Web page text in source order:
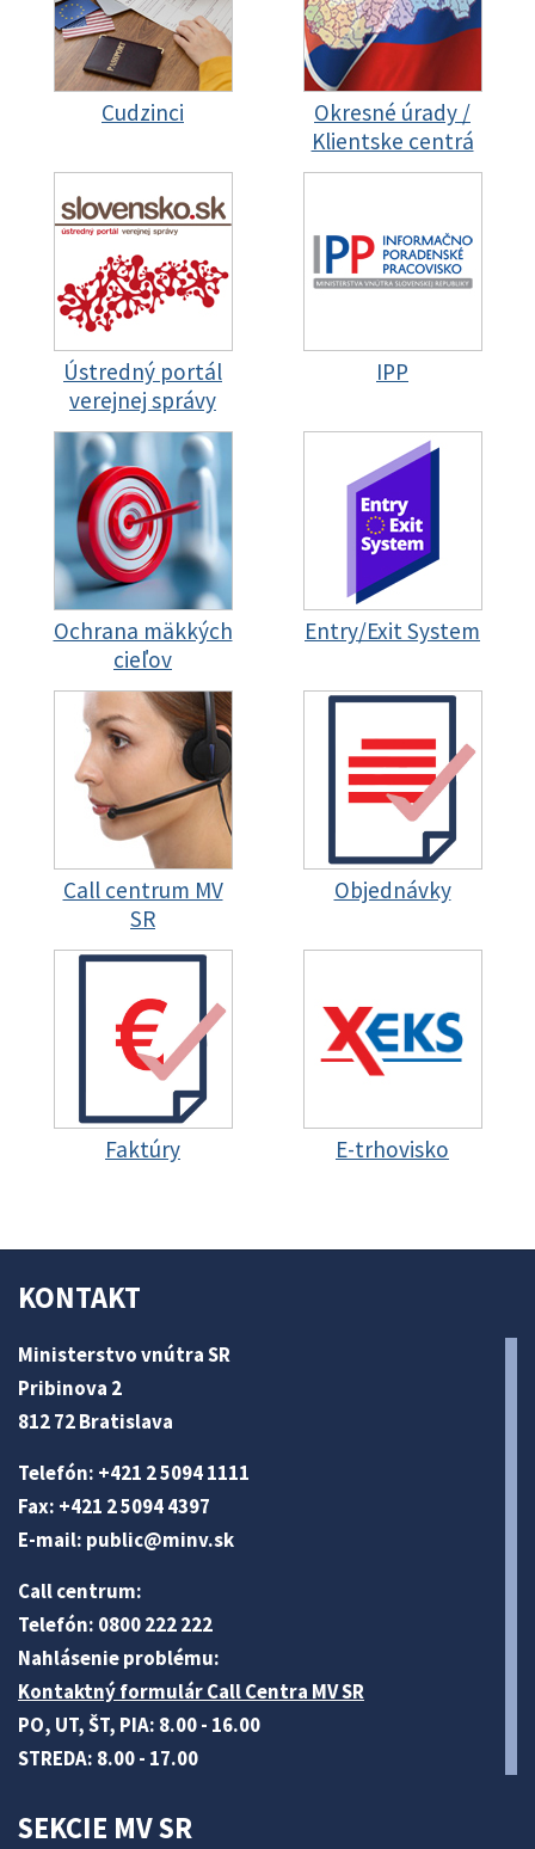
Cudzinci
Okresné úrady /
Klientske centrá
Ústredný portál
verejnej správy
IPP
Ochrana mäkkých
cieľov
Entry/Exit System
Call centrum MV
SR
Objednávky
Faktúry E-trhovisko
KONTAKT
Ministerstvo vnútra SR
Pribinova 2
812 72 Bratislava
Telefón: +421 2 5094 1111
Fax: +421 2 5094 4397
E-mail: public@minv.sk
Call centrum:
Telefón: 0800 222 222
Nahlásenie problému:
Kontaktný formulár Call Centra MV SR
PO, UT, ŠT, PIA: 8.00 - 16.00
STREDA: 8.00 - 17.00
SEKCIE MV SR